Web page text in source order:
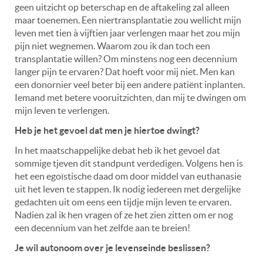
geen uitzicht op beterschap en de aftakeling zal alleen
maar toenemen. Een niertransplantatie zou wellicht mijn
leven met tien à vijftien jaar verlengen maar het zou mijn
pijn niet wegnemen. Waarom zou ik dan toch een
transplantatie willen? Om minstens nog een decennium
langer pijn te ervaren? Dat hoeft voor mij niet. Men kan
een donornier veel beter bij een andere patiënt inplanten.
Iemand met betere vooruitzichten, dan mij te dwingen om
mijn leven te verlengen.
Heb je het gevoel dat men je hiertoe dwingt?
In het maatschappelijke debat heb ik het gevoel dat
sommige tjeven dit standpunt verdedigen. Volgens hen is
het een egoïstische daad om door middel van euthanasie
uit het leven te stappen. Ik nodig iedereen met dergelijke
gedachten uit om eens een tijdje mijn leven te ervaren.
Nadien zal ik hen vragen of ze het zien zitten om er nog
een decennium van het zelfde aan te breien!
Je wil autonoom over je levenseinde beslissen?